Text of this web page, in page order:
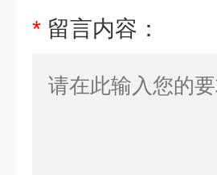
* 留言内容：